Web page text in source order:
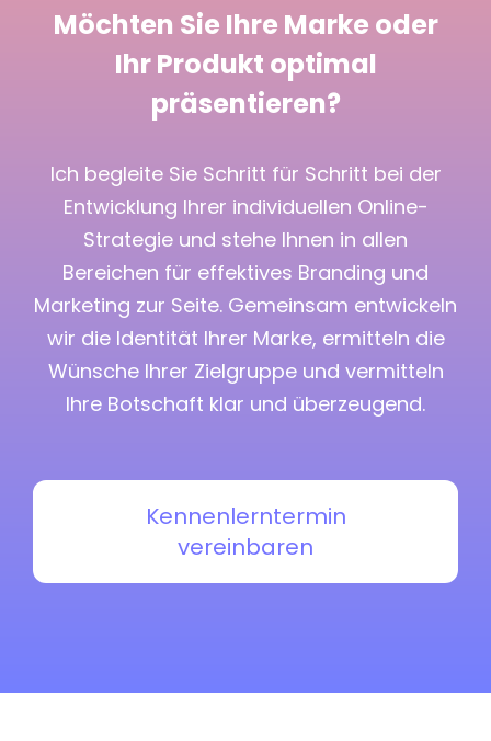
Möchten Sie Ihre Marke oder
Ihr Produkt optimal
präsentieren?
Ich begleite Sie Schritt für Schritt bei der
Entwicklung Ihrer individuellen Online-
Strategie und stehe Ihnen in allen
Bereichen für effektives Branding und
Marketing zur Seite. Gemeinsam entwickeln
wir die Identität Ihrer Marke, ermitteln die
Wünsche Ihrer Zielgruppe und vermitteln
Ihre Botschaft klar und überzeugend.
Kennenlerntermin
vereinbaren